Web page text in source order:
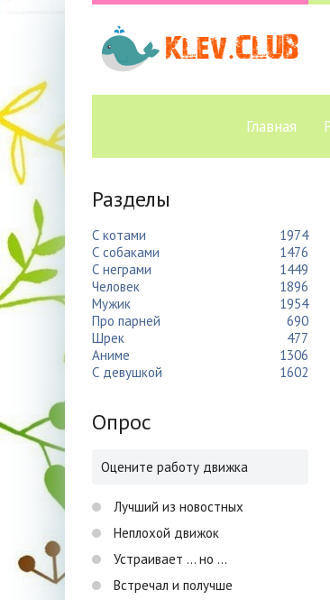
Главная
Разделы
С котами
1974
С собаками
1476
С неграми
1449
Человек
1896
Мужик
1954
Про парней
690
Шрек
477
Аниме
1306
С девушкой
1602
Опрос
Оцените работу движка
Лучший из новостных
Неплохой движок
Устраивает ... но ...
Встречал и получше